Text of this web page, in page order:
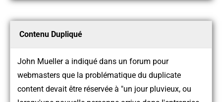
Contenu Dupliqué
John Mueller a indiqué dans un forum pour
webmasters que la problématique du duplicate
content devait être réservée à "un jour pluvieux, ou